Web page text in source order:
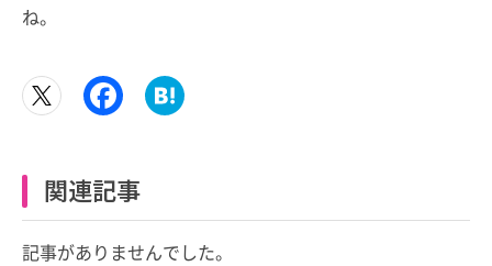
ね。
関連記事
記事がありませんでした。